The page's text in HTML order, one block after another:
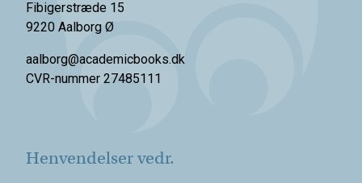
Fibigerstræde 15
9220 Aalborg Ø
aalborg@academicbooks.dk
CVR-nummer 27485111
Henvendelser vedr.